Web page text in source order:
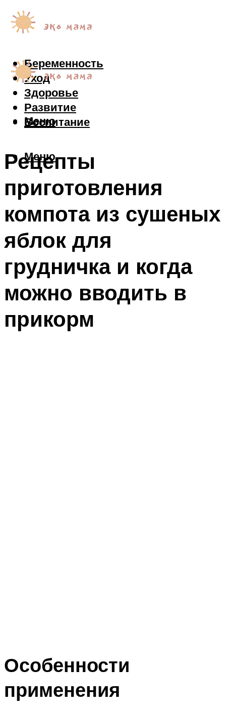
Беременность
Уход
Здоровье
Развитие
Воспитание
Меню
Меню
Рецепты
приготовления
компота из сушеных
яблок для
грудничка и когда
можно вводить в
прикорм
Особенности
применения